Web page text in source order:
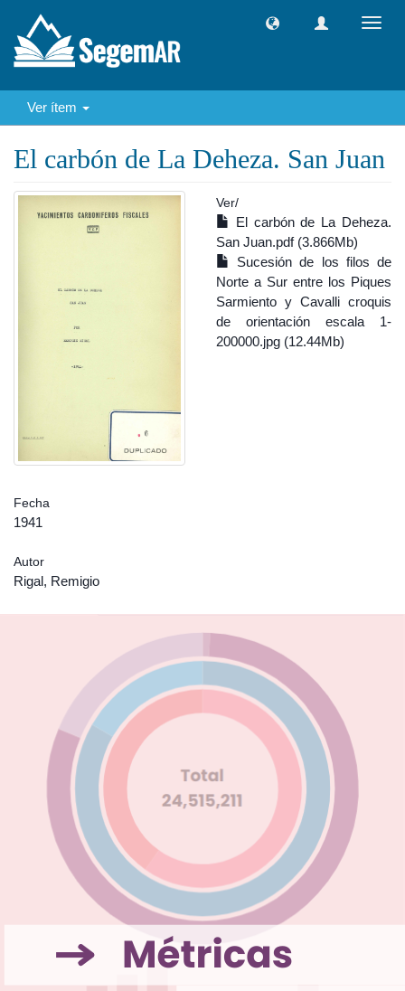
Ver ítem
El carbón de La Deheza. San Juan
Ver/
El carbón de La Deheza.
San Juan.pdf (3.866Mb)
Sucesión de los filos de
Norte a Sur entre los Piques
Sarmiento y Cavalli croquis
de orientación escala 1-
200000.jpg (12.44Mb)
Fecha
1941
Autor
Rigal, Remigio